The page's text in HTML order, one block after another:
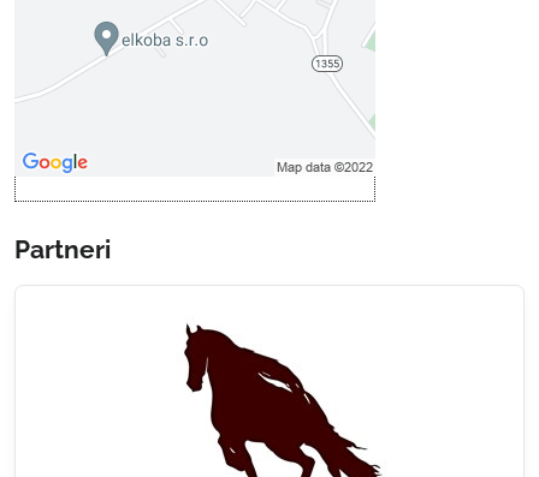
Povoliť tentokrát
Povoliť a zapamätať - súhlas s
Partneri